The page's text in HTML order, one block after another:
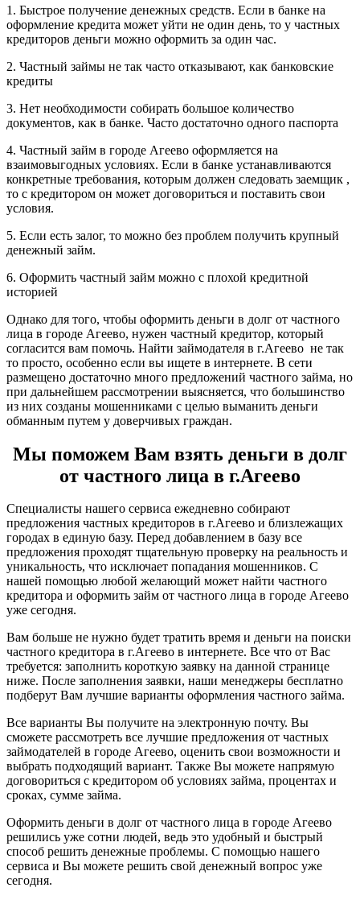
1. Быстрое получение денежных средств. Если в банке на
оформление кредита может уйти не один день, то у частных
кредиторов деньги можно оформить за один час.
2. Частный займы не так часто отказывают, как банковские
кредиты
3. Нет необходимости собирать большое количество
документов, как в банке. Часто достаточно одного паспорта
4. Частный займ в городе Агеево оформляется на
взаимовыгодных условиях. Если в банке устанавливаются
конкретные требования, которым должен следовать заемщик ,
то с кредитором он может договориться и поставить свои
условия.
5. Если есть залог, то можно без проблем получить крупный
денежный займ.
6. Оформить частный займ можно с плохой кредитной
историей
Однако для того, чтобы оформить деньги в долг от частного
лица в городе Агеево, нужен частный кредитор, который
согласится вам помочь. Найти займодателя в г.Агеево не так
то просто, особенно если вы ищете в интернете. В сети
размещено достаточно много предложений частного займа, но
при дальнейшем рассмотрении выясняется, что большинство
из них созданы мошенниками с целью выманить деньги
обманным путем у доверчивых граждан.
Мы поможем Вам взять деньги в долг
от частного лица в г.Агеево
Специалисты нашего сервиса ежедневно собирают
предложения частных кредиторов в г.Агеево и близлежащих
городах в единую базу. Перед добавлением в базу все
предложения проходят тщательную проверку на реальность и
уникальность, что исключает попадания мошенников. С
нашей помощью любой желающий может найти частного
кредитора и оформить займ от частного лица в городе Агеево
уже сегодня.
Вам больше не нужно будет тратить время и деньги на поиски
частного кредитора в г.Агеево в интернете. Все что от Вас
требуется: заполнить короткую заявку на данной странице
ниже. После заполнения заявки, наши менеджеры бесплатно
подберут Вам лучшие варианты оформления частного займа.
Все варианты Вы получите на электронную почту. Вы
сможете рассмотреть все лучшие предложения от частных
займодателей в городе Агеево, оценить свои возможности и
выбрать подходящий вариант. Также Вы можете напрямую
договориться с кредитором об условиях займа, процентах и
сроках, сумме займа.
Оформить деньги в долг от частного лица в городе Агеево
решились уже сотни людей, ведь это удобный и быстрый
способ решить денежные проблемы. С помощью нашего
сервиса и Вы можете решить свой денежный вопрос уже
сегодня.